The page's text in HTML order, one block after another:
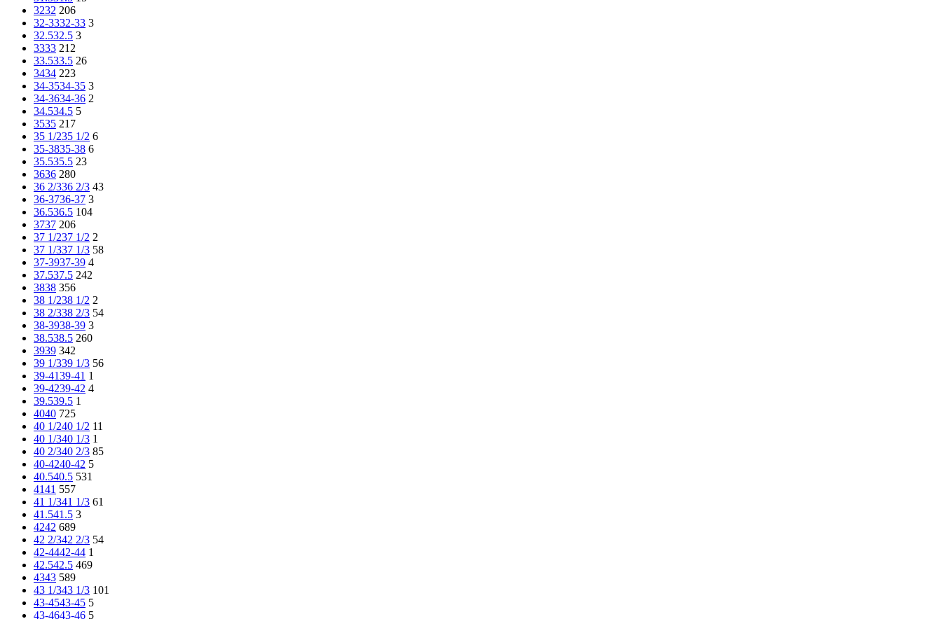
3232 206
32-3332-33 3
32.532.5 3
3333 212
33.533.5 26
3434 223
34-3534-35 3
34-3634-36 2
34.534.5 5
3535 217
35 1/235 1/2 6
35-3835-38 6
35.535.5 23
3636 280
36 2/336 2/3 43
36-3736-37 3
36.536.5 104
3737 206
37 1/237 1/2 2
37 1/337 1/3 58
37-3937-39 4
37.537.5 242
3838 356
38 1/238 1/2 2
38 2/338 2/3 54
38-3938-39 3
38.538.5 260
3939 342
39 1/339 1/3 56
39-4139-41 1
39-4239-42 4
39.539.5 1
4040 725
40 1/240 1/2 11
40 1/340 1/3 1
40 2/340 2/3 85
40-4240-42 5
40.540.5 531
4141 557
41 1/341 1/3 61
41.541.5 3
4242 689
42 2/342 2/3 54
42-4442-44 1
42.542.5 469
4343 589
43 1/343 1/3 101
43-4543-45 5
43-4643-46 5